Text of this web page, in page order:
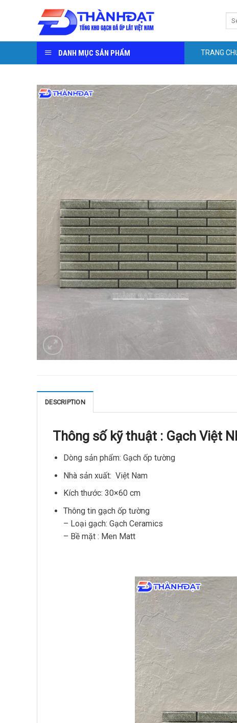
DANH MỤC SẢN PHẨM TRANG
DESCRIPTION
Thông số kỹ thuật : Gạch Việt
Dòng sản phẩm: Gạch ốp tường
Nhà sản xuất: Việt Nam
Kích thước: 30×60 cm
Thông tin gạch ốp tường
– Loại gạch: Gạch Ceramics
– Bề mặt : Men Matt